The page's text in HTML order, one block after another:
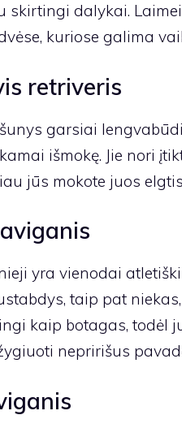
skirtingi dalykai.
kuriose galima
retriveris
garsiai
išmokę. Jie nori
jūs mokote juos
yra vienodai
taip pat
kaip botagas, todėl
nepririšus